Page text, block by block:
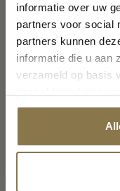
informatie over uw
partners voor social
partners kunnen
informatie die u aan
verzameld op basis
gebruiken.
Vanaf maandag 24
klaar!